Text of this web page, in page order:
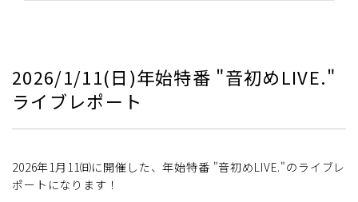
2026/1/11(日)年始特番 "音初めLIVE."
ライブレポート
2026年1月11㈰に開催した、年始特番 "音初めLIVE."のライブレ
ポートになります！